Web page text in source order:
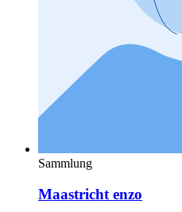
Sammlung
Maastricht enzo